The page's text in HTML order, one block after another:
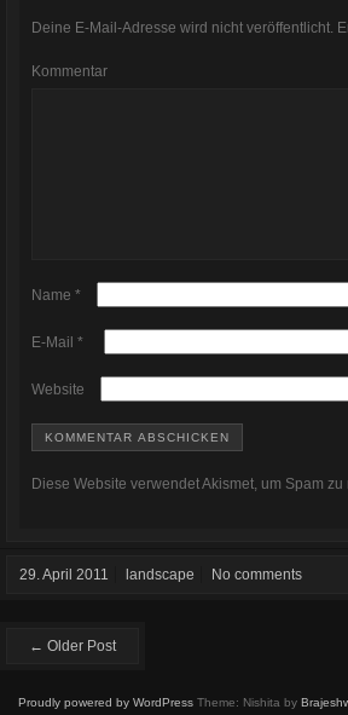
Deine E-Mail-Adresse wird nicht veröffentlicht.
Kommentar
Name *
E-Mail *
Website
Diese Website verwendet Akismet, um Spam zu
29. April 2011 landscape No comments
← Older Post
Proudly powered by WordPress Theme: Nishita by